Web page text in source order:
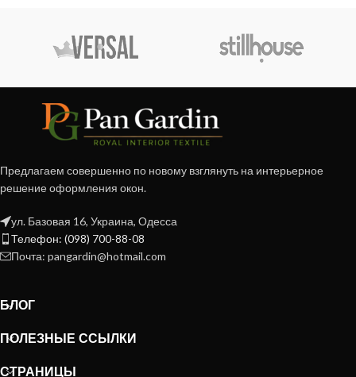
Предлагаем совершенно по новому взглянуть на интерьерное
решение оформления окон.
ул. Базовая 16, Украина, Одесса
Телефон: (098) 700-88-08
Почта: pangardin@hotmail.com
БЛОГ
ПОЛЕЗНЫЕ ССЫЛКИ
СТРАНИЦЫ